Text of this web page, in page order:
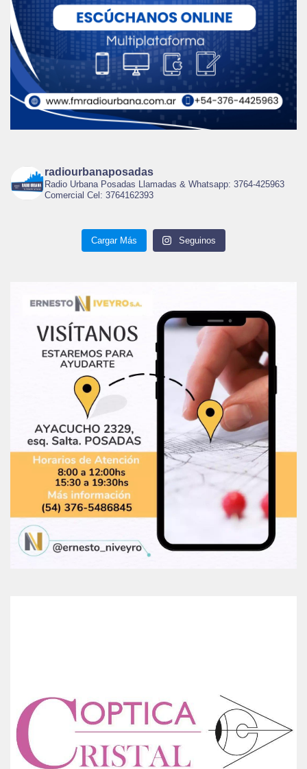
radiourbanaposadas
Radio Urbana Posadas Llamadas & Whatsapp: 3764-425963
Comercial Cel: 3764162393
Cargar Más Seguinos